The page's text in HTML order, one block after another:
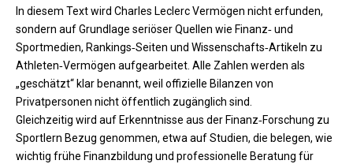
In diesem Text wird Charles Leclerc Vermögen nicht erfunden,
sondern auf Grundlage seriöser Quellen wie Finanz‑ und
Sportmedien, Rankings‑Seiten und Wissenschafts‑Artikeln zu
Athleten‑Vermögen aufgearbeitet. Alle Zahlen werden als
„geschätzt“ klar benannt, weil offizielle Bilanzen von
Privatpersonen nicht öffentlich zugänglich sind.
Gleichzeitig wird auf Erkenntnisse aus der Finanz‑Forschung zu
Sportlern Bezug genommen, etwa auf Studien, die belegen, wie
wichtig frühe Finanzbildung und professionelle Beratung für